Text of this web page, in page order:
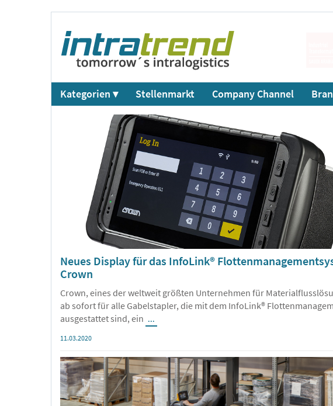
Kategorien ▾ Stellenmarkt Company Channel
Neues Display für das InfoLink®
Crown
Crown, eines der weltweit größten Unternehmen für
ab sofort für alle Gabelstapler, die mit dem InfoLink®
ausgestattet sind, ein ...
11.03.2020